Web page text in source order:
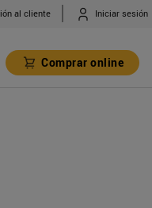
al cliente Iniciar sesión
Comprar online